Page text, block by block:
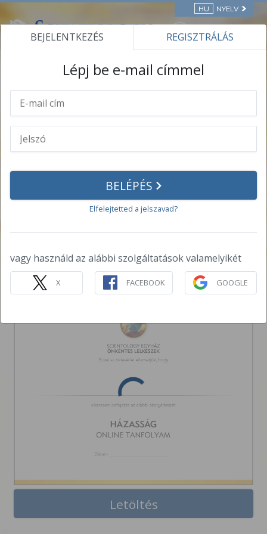
HU NYELV
ONLINE TANFOLYAMOK
Saját profil
Személyes információk
HÁZASSÁG
ONLINE TANFOLYAM
Letöltés
BEJELENTKEZÉS REGISZTRÁLÁS
Lépj be e-mail címmel
BELÉPÉS
Elfelejtetted a jelszavad?
vagy használd az alábbi szolgáltatások valamelyikét
X FACEBOOK GOOGLE